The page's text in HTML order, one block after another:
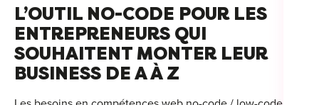
L’OUTIL NO-CODE POUR LES
ENTREPRENEURS QUI
SOUHAITENT MONTER LEUR
BUSINESS DE A À Z